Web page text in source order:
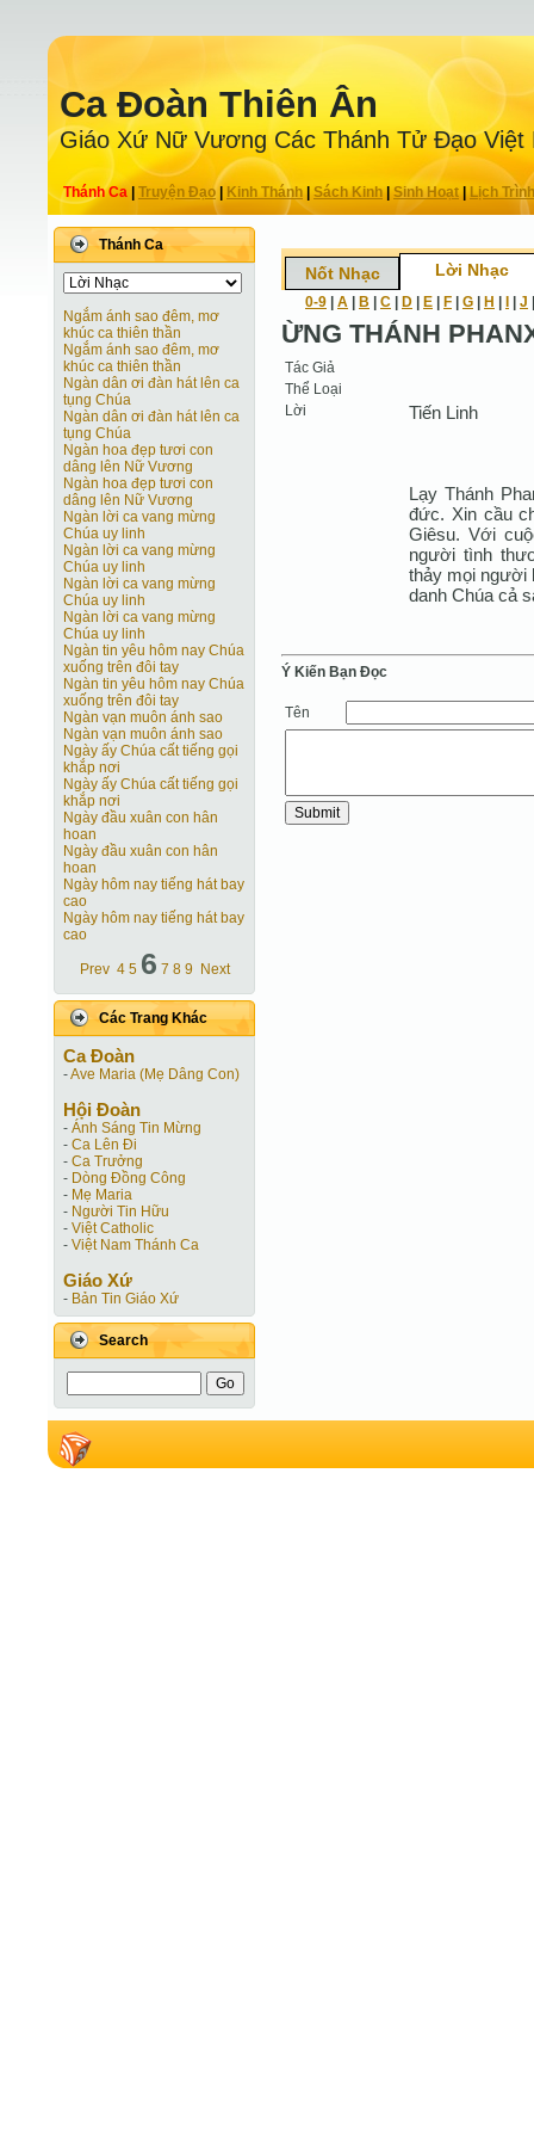
Ca Ðoàn Thiên Ân
Giáo Xứ Nữ Vương Các Thánh Tử Ðạo Việt
Thánh Ca Truyện Ðạo| Kinh Thánh Sách Kinh|Sinh Hoạt| Lịch Trình
Thánh Ca
Ngắm ánh sao đêm, mơ
khúc ca thiên thần
Ngắm ánh sao đêm, mơ
khúc ca thiên thần
Ngàn dân ơi đàn hát lên ca
tụng Chúa
Ngàn dân ơi đàn hát lên ca
tụng Chúa
Ngàn hoa đẹp tươi con
dâng lên Nữ Vương
Ngàn hoa đẹp tươi con
dâng lên Nữ Vương
Ngàn lời ca vang mừng
Chúa uy linh
Ngàn lời ca vang mừng
Chúa uy linh
Ngàn lời ca vang mừng
Chúa uy linh
Ngàn lời ca vang mừng
Chúa uy linh
Ngàn tin yêu hôm nay Chúa
xuống trên đôi tay
Ngàn tin yêu hôm nay Chúa
xuống trên đôi tay
Ngàn vạn muôn ánh sao
Ngàn vạn muôn ánh sao
Ngày ấy Chúa cất tiếng gọi
khắp nơi
Ngày ấy Chúa cất tiếng gọi
khắp nơi
Ngày đầu xuân con hân
hoan
Ngày đầu xuân con hân
hoan
Ngày hôm nay tiếng hát bay
cao
Ngày hôm nay tiếng hát bay
cao
Prev 4 5 6 7 8 9 Next
Các Trang Khác
Ca Ðoàn
-Ave Maria (Mẹ Dâng Con)
Hội Ðoàn
- Ánh Sáng Tin Mừng
- Ca Lên Đi
- Ca Trưởng
- Dòng Đồng Công
- Mẹ Maria
- Người Tin Hữu
- Việt Catholic
- Việt Nam Thánh Ca
Giáo Xứ
- Bản Tin Giáo Xứ
Search
Nốt Nhạc Lời Nhạc
0-9 A B C D E F G H J
ỪNG THÁNH
Tác Giả
Thể Loại
Lời
Tiến Linh
Lạy Thánh
đức. Xin cầu
Giêsu. Với
người tình
thảy mọi người
danh Chúa cả
Ý Kiến Bạn Ðọc
Tên